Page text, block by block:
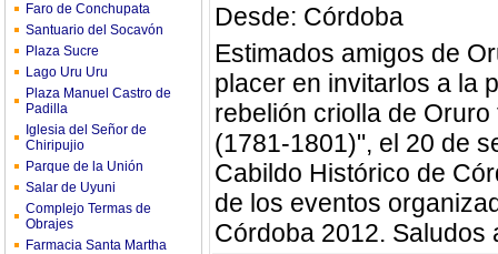
Faro de Conchupata
Santuario del Socavón
Plaza Sucre
Lago Uru Uru
Plaza Manuel Castro de
Padilla
Iglesia del Señor de
Chiripujio
Parque de la Unión
Salar de Uyuni
Complejo Termas de
Obrajes
Farmacia Santa Martha
Desde: Córdoba
Estimados amigos de
placer en invitarlos a la
rebelión criolla de
(1781-1801)", el 20 de
Cabildo Histórico de
de los eventos
Córdoba 2012. Saludos